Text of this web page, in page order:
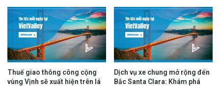
Thuế giao thông công cộng
vùng Vịnh sẽ xuất hiện trên lá
Dịch vụ xe chung mở rộng đến
Bắc Santa Clara: Khám phá